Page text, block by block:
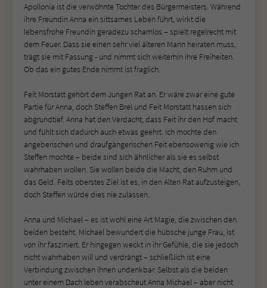
Apollonia ist die verwöhnte Tochter des Bürgermeisters. Während
ihre Freundin Anna ein sittsames Leben führt, wirkt die
lebensfrohe Freundin geradezu schamlos – spielt regelrecht mit
dem Feuer. Dass sie einen sehr viel älteren Mann heiraten muss,
trägt sie mit Fassung - und nimmt sich weiterhin ihre Freiheiten.
Ob das ein gutes Ende nimmt ist fraglich.
Feit Morstatt gehört dem Jungen Rat an. Er wäre zwar eine gute
Partie für Anna, doch Steffen Brel und Feit Morstatt hassen sich
abgrundtief. Anna hat den Verdacht, dass Feit ihr den Hof macht
und fühlt sich dadurch auch etwas geehrt. Ich mochte den
angeberischen und draufgängerischen Feit ebensowenig wie ich
Steffen mochte – beide sind sich ähnlicher als sie es selbst
wahrhaben wollen. Sie wollen beide die Macht, den Ruhm und
das Geld. Feits oberstes Ziel ist es, in den Alten Rat aufzusteigen,
doch Steffen würde dies nie zulassen.
Anna und Michael – es ist wohl eine Art Magie, die zwischen den
beiden besteht. Michael bewundert die hübsche junge Frau, ist
von ihr fasziniert. Er hingegen weckt in ihr Gefühle, die sie jedoch
nicht wahrhaben will und verdrängt – schließlich ist eine
Verbindung zwischen ihnen undenkbar. Selbst als die beiden
unter einem Dach leben verabscheut Anna Michael – aber nicht